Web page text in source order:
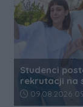
Studenci
rekrutacji na
Data dodania
09.08.2026